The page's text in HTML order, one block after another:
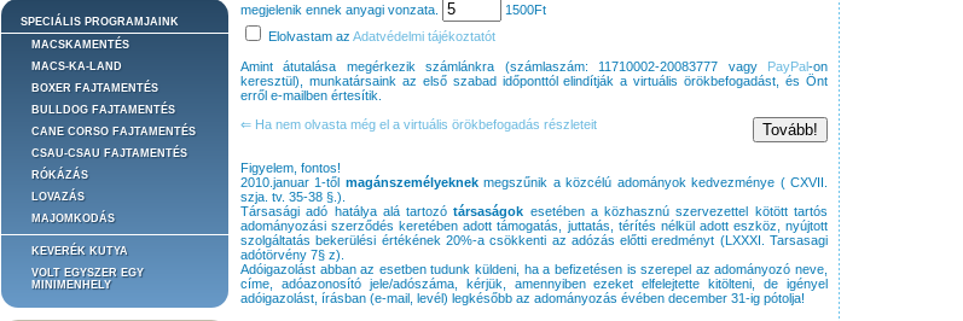
SPECIÁLIS PROGRAMJAINK
MACSKAMENTÉS
MACS-KA-LAND
BOXER FAJTAMENTÉS
BULLDOG FAJTAMENTÉS
CANE CORSO FAJTAMENTÉS
CSAU-CSAU FAJTAMENTÉS
RÓKÁZÁS
LOVAZÁS
MAJOMKODÁS
KEVERÉK KUTYA
VOLT EGYSZER EGY
MINIMENHELY
megjelenik ennek anyagi vonzata.
1500Ft
Elolvastam az Adatvédelmi tájékoztatót
Amint átutalása megérkezik számlánkra (számlaszám: 11710002-20083777 vagy PayPal-on
keresztül), munkatársaink az első szabad időponttól elindítják a virtuális örökbefogadást, és Önt
erről e-mailben értesítik.
⇐ Ha nem olvasta még el a virtuális örökbefogadás részleteit
Figyelem, fontos!
2010.januar 1-től magánszemélyeknekmegszűnik a közcélú adományok kedvezménye ( CXVII.
szja. tv. 35-38 §.).
Társasági adó hatálya alá tartozótársaságok esetében a közhasznú szervezettel kötött tartós
adományozási szerződés keretében adott támogatás, juttatás, térítés nélkül adott eszköz, nyújtott
szolgáltatás bekerülési értékének 20%-a csökkenti az adózás előtti eredményt (LXXXI. Tarsasagi
adótörvény 7§ z).
Adóigazolást abban az esetben tudunk küldeni, ha a befizetésen is szerepel az adományozó neve,
címe, adóazonosító jele/adószáma, kérjük, amennyiben ezeket elfelejtette kitölteni, de igényel
adóigazolást, írásban (e-mail, levél) legkésőbb az adományozás évében december 31-ig pótolja!